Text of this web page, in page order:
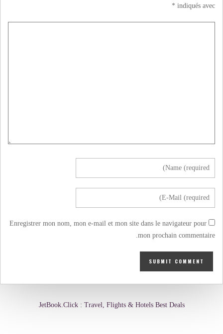
indiqués avec
*
Enregistrer mon nom, mon e-mail et mon site dans le navigateur pour
mon prochain commentaire.
JetBook.Click : Travel, Flights & Hotels Best Deals